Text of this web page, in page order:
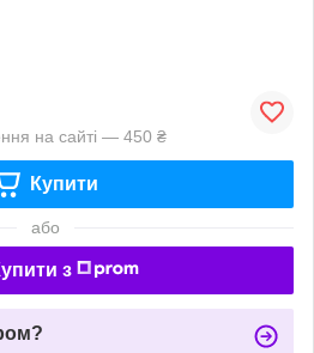
на сайті — 450 ₴
Купити
або
з